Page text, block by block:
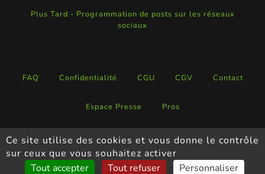
Ce site utilise des cookies et vous donne le contrôle
sur ceux que vous souhaitez activer
Tout accepter
Tout refuser Personnaliser
Plus Tard - Programmation de posts sur les réseaux
sociaux
FAQ Confidentialité CGU CGV Contact
Espace Presse Pros
Copyright ©Neartrip-2026